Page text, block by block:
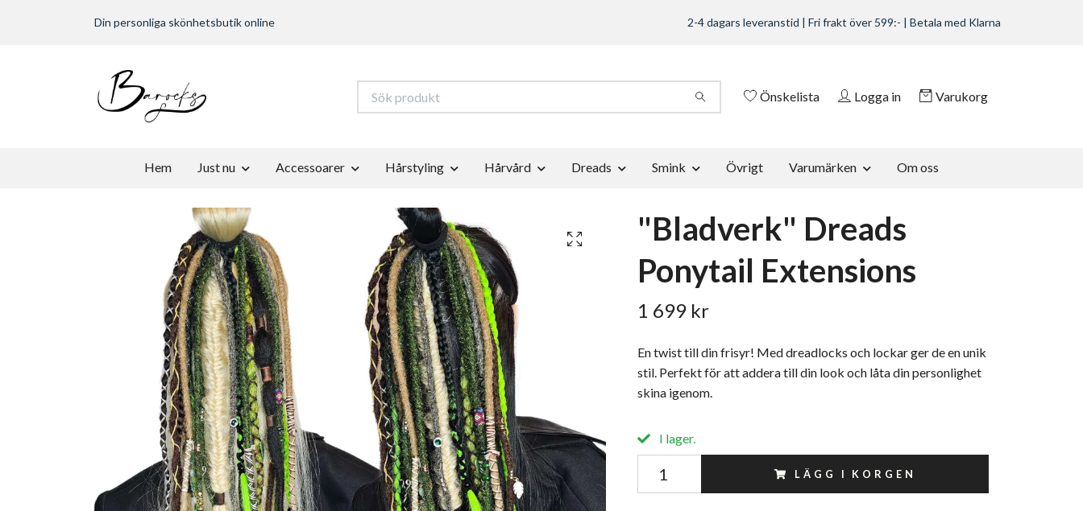
Din personliga skönhetsbutik online 2-4 dagars leveranstid | Fri frakt över 599:- | Betala med Klarna
Önskelista Logga in Varukorg
Hem Just nu Accessoarer Hårstyling Hårvård Dreads Smink Övrigt Varumärken Om oss
"Bladverk" Dreads
Ponytail Extensions
1 699 kr
En twist till din frisyr! Med dreadlocks och lockar ger de en unik
stil. Perfekt för att addera till din look och låta din personlighet
skina igenom.
I lager.
LÄGG I KORGEN